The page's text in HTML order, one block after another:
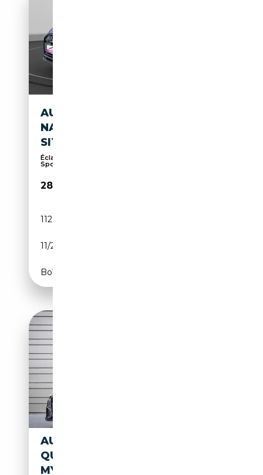
AUDI A6 55 TFSI E SPORT
NAVI AHK MATRIX-LED
SITZHEIZUNG
Éclairage d'ambiance, Suspension sport, Pack
Sport...
28 900€
112 330 km
11/2022
Boîte automatique
AUDI A6 AVANT 55 TFSI E
QUATTRO COMPETITION
MY24 - RS-SEAT